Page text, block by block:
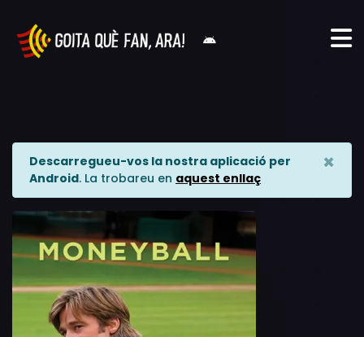
Descarregueu-vos la nostra aplicació per
Android. La trobareu en aquest enllaç
×